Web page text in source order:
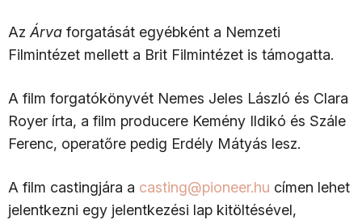
Az Árva forgatását egyébként a Nemzeti
Filmintézet mellett a Brit Filmintézet is támogatta.
A film forgatókönyvét Nemes Jeles László és Clara
Royer írta, a film producere Kemény Ildikó és Szále
Ferenc, operatőre pedig Erdély Mátyás lesz.
A film castingjára a casting@pioneer.hu címen lehet
jelentkezni egy jelentkezési lap kitöltésével,